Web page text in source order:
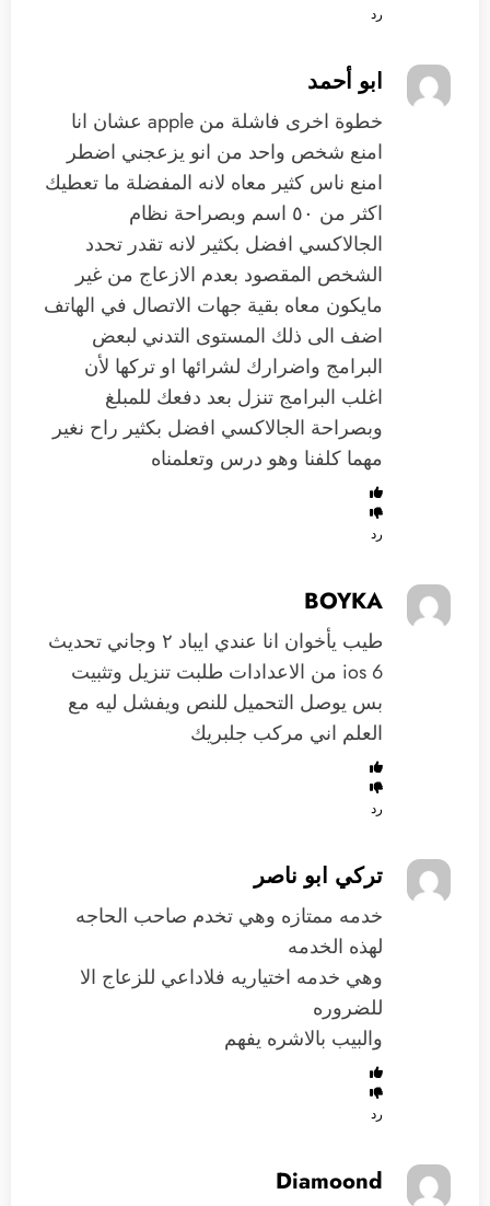
رد
ابو أحمد
خطوة اخرى فاشلة من apple عشان انا
امنع شخص واحد من انو يزعجني اضطر
امنع ناس كثير معاه لانه المفضلة ما تعطيك
اكثر من ٥٠ اسم وبصراحة نظام
الجالاكسي افضل بكثير لانه تقدر تحدد
الشخص المقصود بعدم الازعاج من غير
مايكون معاه بقية جهات الاتصال في الهاتف
اضف الى ذلك المستوى التدني لبعض
البرامج واضرارك لشرائها او تركها لأن
اغلب البرامج تنزل بعد دفعك للمبلغ
وبصراحة الجالاكسي افضل بكثير راح نغير
مهما كلفنا وهو درس وتعلمناه
رد
BOYKA
طيب يأخوان انا عندي ايباد ٢ وجاني تحديث
ios 6 من الاعدادات طلبت تنزيل وتثبيت
بس يوصل التحميل للنص ويفشل ليه مع
العلم اني مركب جلبريك
رد
تركي ابو ناصر
خدمه ممتازه وهي تخدم صاحب الحاجه
لهذه الخدمه
وهي خدمه اختياريه فلاداعي للزعاج الا
للضروره
والبيب بالاشره يفهم
رد
Diamoond